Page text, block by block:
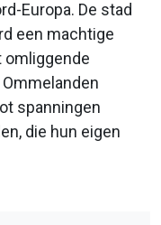
Europa. De stad
een machtige
omliggende
spanningen
die hun eigen